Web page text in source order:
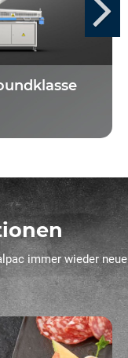
immer wieder neue